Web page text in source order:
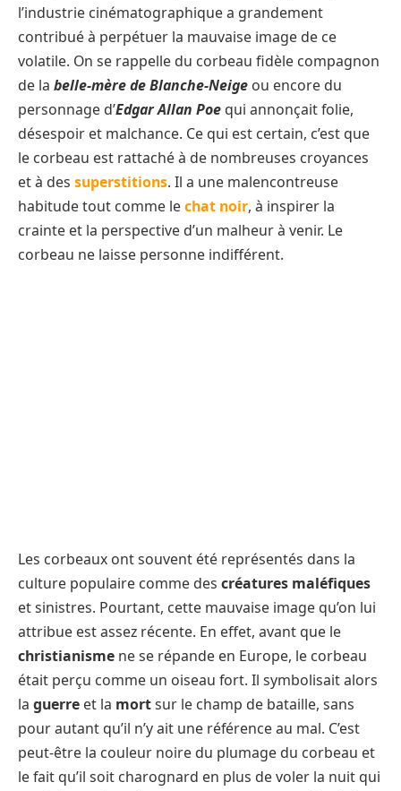
l’industrie cinématographique a grandement
contribué à perpétuer la mauvaise image de ce
volatile. On se rappelle du corbeau fidèle compagnon
de la belle-mère de Blanche-Neige ou encore du
personnage d’Edgar Allan Poe qui annonçait folie,
désespoir et malchance. Ce qui est certain, c’est que
le corbeau est rattaché à de nombreuses croyances
et à des superstitions. Il a une malencontreuse
habitude tout comme lechat noir, à inspirer la
crainte et la perspective d’un malheur à venir. Le
corbeau ne laisse personne indifférent.
Les corbeaux ont souvent été représentés dans la
culture populaire comme des créatures maléfiques
et sinistres. Pourtant, cette mauvaise image qu’on lui
attribue est assez récente. En effet, avant que le
christianisme ne se répande en Europe, le corbeau
était perçu comme un oiseau fort. Il symbolisait alors
la guerre et la mortsur le champ de bataille, sans
pour autant qu’il n’y ait une référence au mal. C’est
peut-être la couleur noire du plumage du corbeau et
le fait qu’il soit charognard en plus de voler la nuit qui